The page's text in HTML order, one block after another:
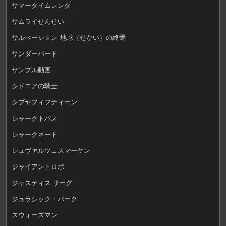
サマータイムレンダ
サムライせんせい
サルべーション-地球（せかい）の終焉-
サンダーバード
サンプル動画
シドニアの騎士
シブヤフィフティーン
シャークトパス
シャークネード
シュヴァルツェスマーケン
ジャイアントロボ
ジャスティス リーグ
ジュラシック・パーク
スウォーズマン